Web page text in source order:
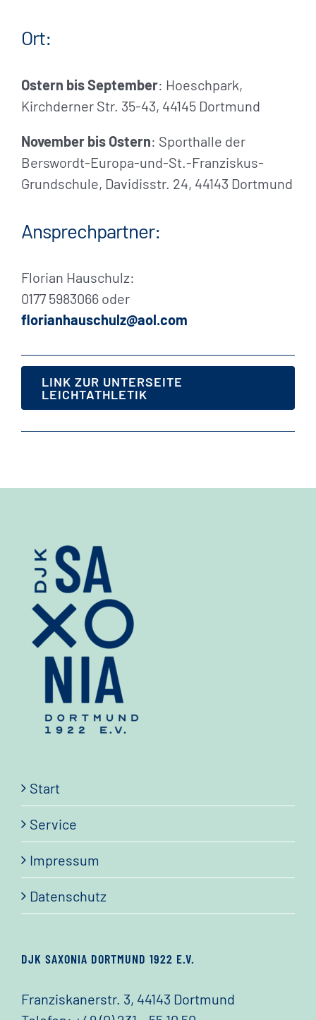
Ort:
Ostern bis September: Hoeschpark,
Kirchderner Str. 35-43, 44145 Dortmund
November bis Ostern: Sporthalle der
Berswordt-Europa-und-St.-Franziskus-
Grundschule, Davidisstr. 24, 44143 Dortmund
Ansprechpartner:
Florian Hauschulz:
0177 5983066 oder
florianhauschulz@aol.com
LINK ZUR UNTERSEITE
LEICHTATHLETIK
Start
Service
Impressum
Datenschutz
DJK SAXONIA DORTMUND 1922 E.V.
Franziskanerstr. 3, 44143 Dortmund